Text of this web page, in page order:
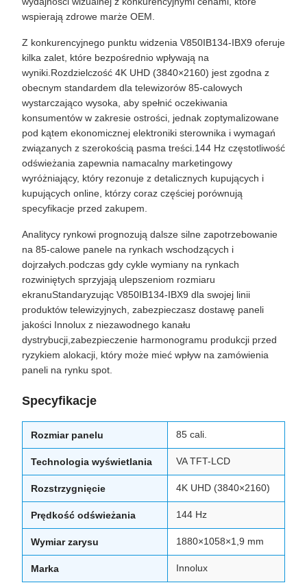
wspierają zdrowe marże OEM.
Z konkurencyjnego punktu widzenia V850IB134-IBX9 oferuje
kilka zalet, które bezpośrednio wpływają na
wyniki.Rozdzielczość 4K UHD (3840×2160) jest zgodna z
obecnym standardem dla telewizorów 85-calowych
wystarczająco wysoka, aby spełnić oczekiwania
konsumentów w zakresie ostrości, jednak zoptymalizowane
pod kątem ekonomicznej elektroniki sterownika i wymagań
związanych z szerokością pasma treści.144 Hz częstotliwość
odświeżania zapewnia namacalny marketingowy
wyróżniający, który rezonuje z detalicznych kupujących i
kupujących online, którzy coraz częściej porównują
specyfikacje przed zakupem.
Analitycy rynkowi prognozują dalsze silne zapotrzebowanie
na 85-calowe panele na rynkach wschodzących i
dojrzałych.podczas gdy cykle wymiany na rynkach
rozwiniętych sprzyjają ulepszeniom rozmiaru
ekranuStandaryzując V850IB134-IBX9 dla swojej linii
produktów telewizyjnych, zabezpieczasz dostawę paneli
jakości Innolux z niezawodnego kanału
dystrybucji,zabezpieczenie harmonogramu produkcji przed
ryzykiem alokacji, który może mieć wpływ na zamówienia
paneli na rynku spot.
Specyfikacje
Rozmiar panelu 85 cali.
Technologia wyświetlania VA TFT-LCD
Rozstrzygnięcie 4K UHD (3840×2160)
Prędkość odświeżania 144 Hz
Wymiar zarysu 1880×1058×1,9 mm
Marka Innolux